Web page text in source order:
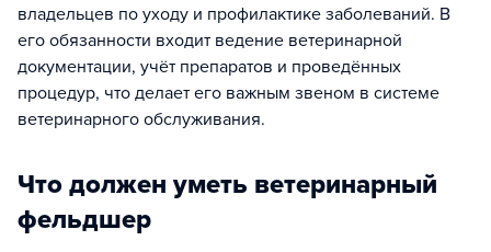
владельцев по уходу и профилактике заболеваний. В
его обязанности входит ведение ветеринарной
документации, учёт препаратов и проведённых
процедур, что делает его важным звеном в системе
ветеринарного обслуживания.
Что должен уметь ветеринарный
фельдшер